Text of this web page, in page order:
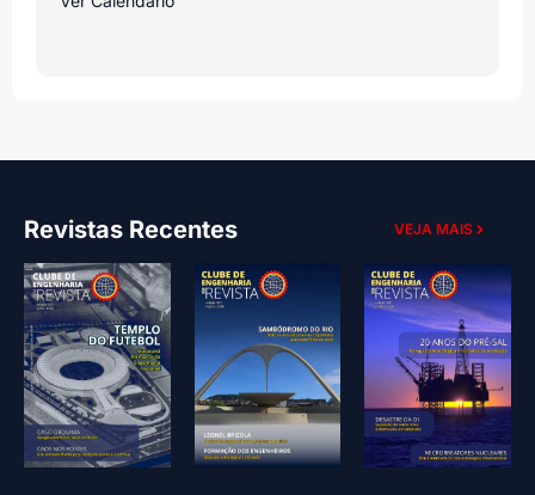
Revistas Recentes VEJA MAIS